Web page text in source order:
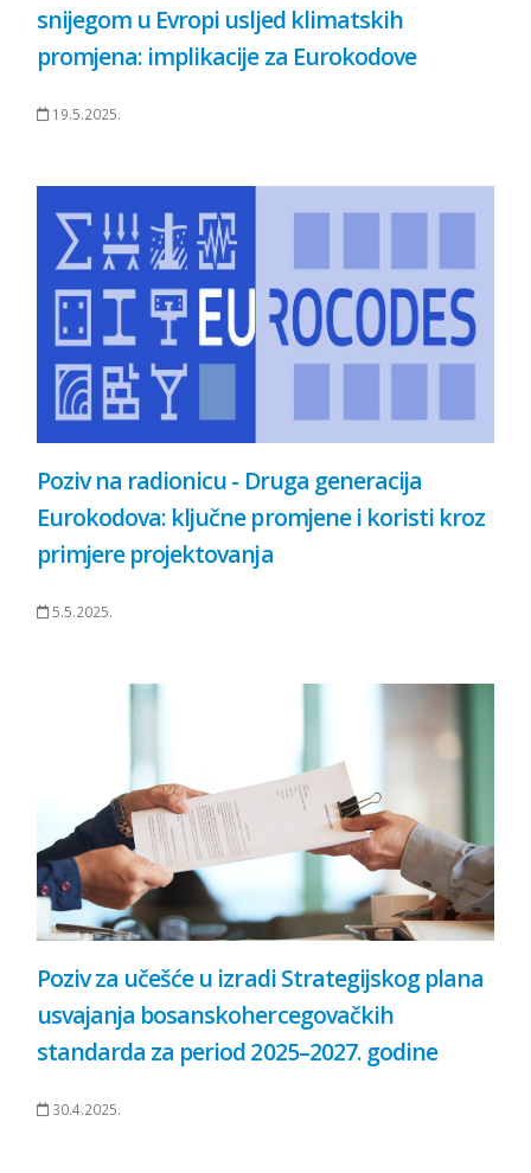
snijegom u Evropi usljed klimatskih
promjena: implikacije za Eurokodove
19.5.2025.
Poziv na radionicu - Druga generacija
Eurokodova: ključne promjene i koristi kroz
primjere projektovanja
5.5.2025.
Poziv za učešće u izradi Strategijskog plana
usvajanja bosanskohercegovačkih
standarda za period 2025–2027. godine
30.4.2025.